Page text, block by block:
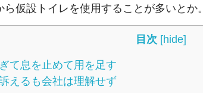
ら仮設トイレを使用することが多いとか。
目次 [hide]
て息を止めて用を足す
えるも会社は理解せず